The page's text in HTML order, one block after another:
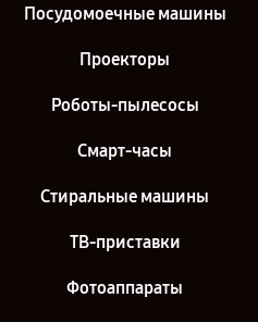
Посудомоечные машины
Проекторы
Роботы-пылесосы
Смарт-часы
Стиральные машины
ТВ-приставки
Фотоаппараты